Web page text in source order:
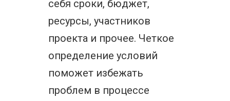
себя сроки, бюджет,
ресурсы, участников
проекта и прочее. Четкое
определение условий
поможет избежать
проблем в процессе